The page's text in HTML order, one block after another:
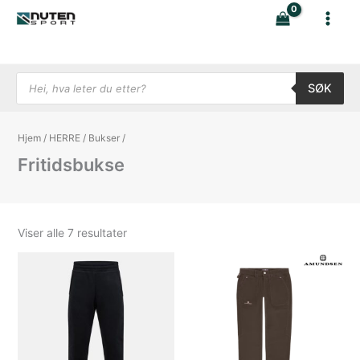
rett
Products search
SØK
Hjem / HERRE / Bukser /
Fritidsbukse
Viser alle 7 resultaterSortert